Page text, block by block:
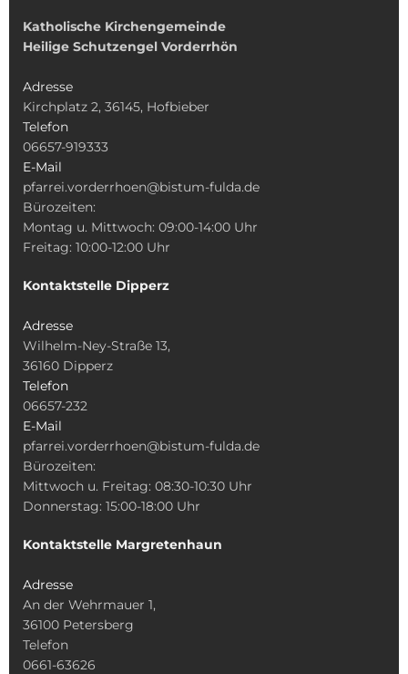
Katholische Kirchengemeinde
Heilige Schutzengel Vorderrhön
Adresse
Kirchplatz 2, 36145, Hofbieber
Telefon
06657-919333
E-Mail
pfarrei.vorderrhoen@bistum-fulda.de
Bürozeiten:
Montag u. Mittwoch: 09:00-14:00 Uhr
Freitag: 10:00-12:00 Uhr
Kontaktstelle Dipperz
Adresse
Wilhelm-Ney-Straße 13,
36160 Dipperz
Telefon
06657-232
E-Mail
pfarrei.vorderrhoen@bistum-fulda.de
Bürozeiten:
Mittwoch u. Freitag: 08:30-10:30 Uhr
Donnerstag: 15:00-18:00 Uhr
Kontaktstelle Margretenhaun
Adresse
An der Wehrmauer 1,
36100 Petersberg
Telefon
0661-63626